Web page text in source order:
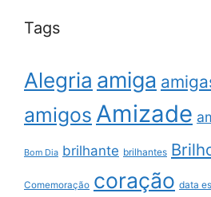
Tags
Alegria amiga
amigos Amizade
Bom Dia brilhante brilhantes
Comemoração coração data